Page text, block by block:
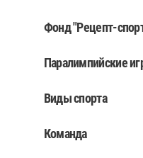
Фонд "Рецепт-
Паралимпийские
Виды спорта
Команда